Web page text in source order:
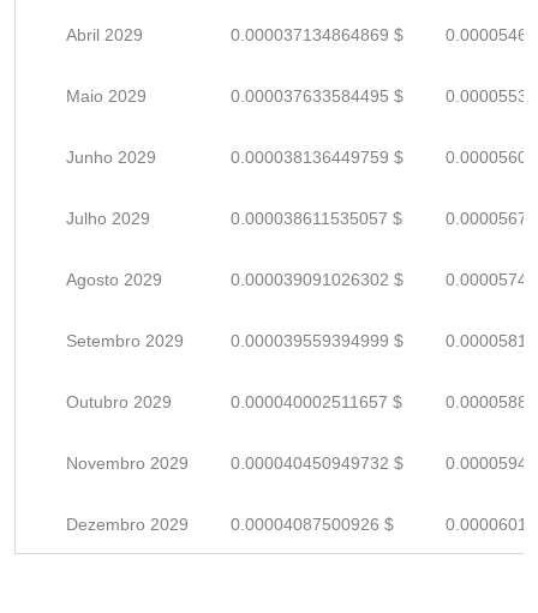
Abril 2029 0.000037134864869 $
Maio 2029 0.000037633584495 $
Junho 2029 0.000038136449759 $
Julho 2029 0.000038611535057 $
Agosto 2029 0.000039091026302 $
Setembro 2029 0.000039559394999 $
Outubro 2029 0.000040002511657 $
Novembro 2029 0.000040450949732 $
Dezembro 2029 0.00004087500926 $